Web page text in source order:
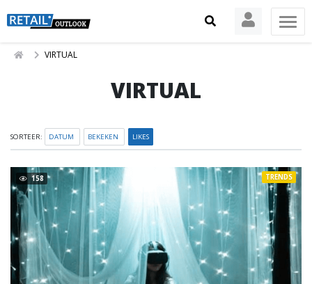
VIRTUAL
VIRTUAL
SORTEER: DATUM BEKEKEN LIKES
158 TRENDS